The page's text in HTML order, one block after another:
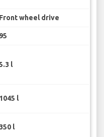
Front wheel drive
95
l
1045 l
350 l